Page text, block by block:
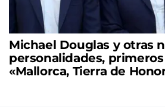
Michael Douglas y otras
personalidades,
«Mallorca, Tierra de